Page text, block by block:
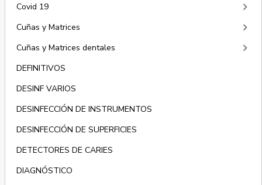
Covid 19 keyboard_arrow_right
Cuñas y Matrices keyboard_arrow_right
Cuñas y Matrices dentales keyboard_arrow_right
DEFINITIVOS
DESINF VARIOS
DESINFECCIÓN DE INSTRUMENTOS
DESINFECCIÓN DE SUPERFICIES
DETECTORES DE CARIES
DIAGNÓSTICO